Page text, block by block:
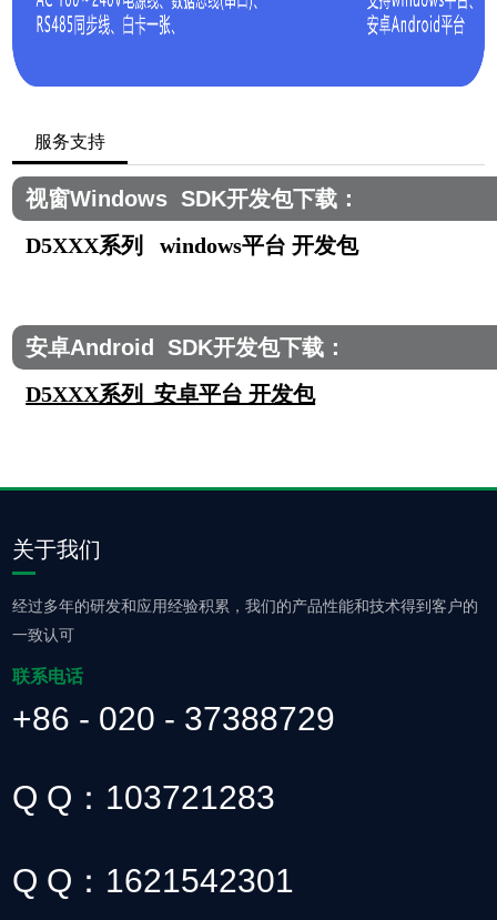
服务支持
视窗Windows SDK开发包下载：
D5XXX系列 windows平台 开发包
安卓Android SDK开发包下载：
D5XXX系列 安卓平台 开发包
关于我们
经过多年的研发和应用经验积累，我们的产品性能和技术得到客户的
一致认可
联系电话
+86 - 020 - 37388729
Q Q：103721283
Q Q：1621542301